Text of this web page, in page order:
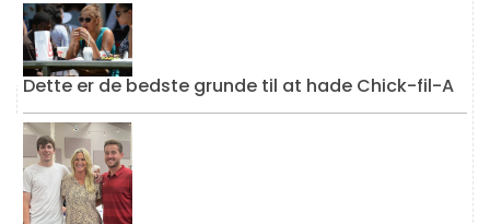
Dette er de bedste grunde til at hade Chick-fil-A